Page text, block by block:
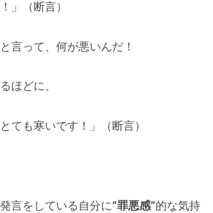
」（断言）
言って、何が悪いんだ！
ほどに、
ても寒いです！」（断言）
言をしている自分に“罪悪感”的な気持